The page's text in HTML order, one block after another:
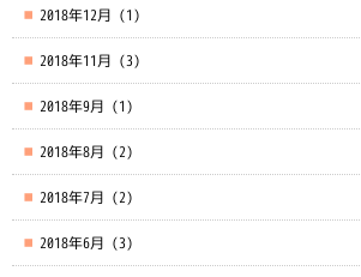
2018年12月 (1)
2018年11月 (3)
2018年9月 (1)
2018年8月 (2)
2018年7月 (2)
2018年6月 (3)